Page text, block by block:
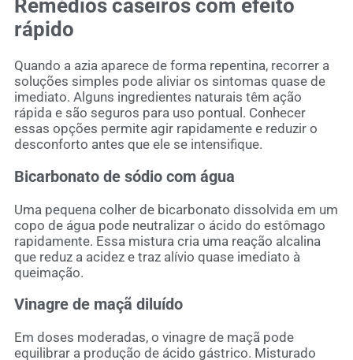
Remédios caseiros com efeito
rápido
Quando a azia aparece de forma repentina, recorrer a
soluções simples pode aliviar os sintomas quase de
imediato. Alguns ingredientes naturais têm ação
rápida e são seguros para uso pontual. Conhecer
essas opções permite agir rapidamente e reduzir o
desconforto antes que ele se intensifique.
Bicarbonato de sódio com água
Uma pequena colher de bicarbonato dissolvida em um
copo de água pode neutralizar o ácido do estômago
rapidamente. Essa mistura cria uma reação alcalina
que reduz a acidez e traz alívio quase imediato à
queimação.
Vinagre de maçã diluído
Em doses moderadas, o vinagre de maçã pode
equilibrar a produção de ácido gástrico. Misturado